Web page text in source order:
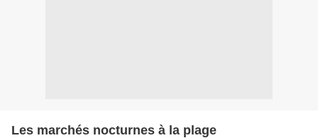
Les marchés nocturnes à la plage